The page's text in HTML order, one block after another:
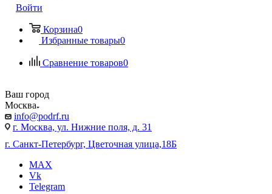
Войти
Корзина0
Избранные товары0
Сравнение товаров0
Ваш город
Москва
info@podrf.ru
г. Москва, ул. Нижние поля, д. 31
г. Санкт-Петербург, Цветочная улица,18Б
MAX
Vk
Telegram